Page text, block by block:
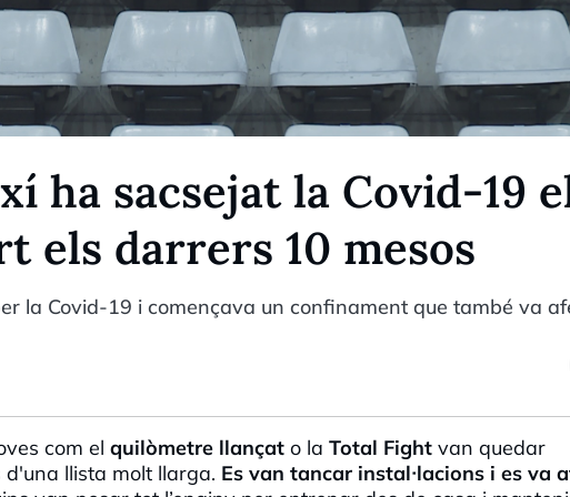
ha sacsejat la Covid-19
els darrers 10 mesos
la Covid-19 i començava un confinament que també va
com el quilòmetre llançat o la Total Fight van quedar
d'una llista molt llarga. Es van tancar instal·lacions i es va